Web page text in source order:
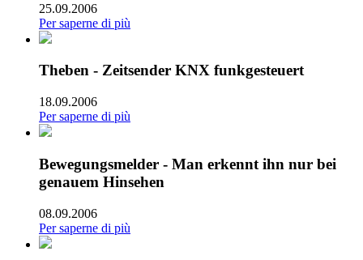
25.09.2006
Per saperne di più
Theben - Zeitsender KNX funkgesteuert
18.09.2006
Per saperne di più
Bewegungsmelder - Man erkennt ihn nur bei
genauem Hinsehen
08.09.2006
Per saperne di più